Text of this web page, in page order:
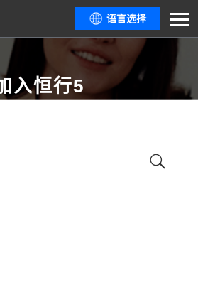
语言选择
入恒行5